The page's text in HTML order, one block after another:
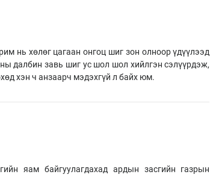
нь хөлөг цагаан онгоц шиг зон олноор үдүүлээд
далбин завь шиг ус шол шол хийлгэн сэлүүрдэж,
хэн ч анзаарч мэдэхгүй л байх юм.
яам байгуулагдахад ардын засгийн газрын